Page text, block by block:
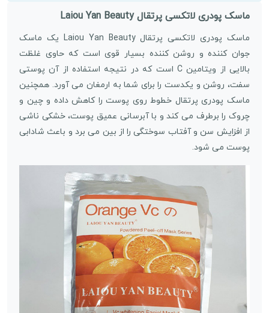
ماسک پودری لاتکسی پرتقال Laiou Yan Beauty
ماسک پودری لاتکسی پرتقال Laiou Yan Beauty یک ماسک
جوان کننده و روشن کننده بسیار قوی است که حاوی غلظت
بالایی از ویتامین C است که در نتیجه استفاده از آن پوستی
سفت، روشن و یکدست را برای شما به ارمغان می آورد. همچنین
ماسک پودری پرتقال خطوط روی پوست را کاهش داده و چین و
چروک را برطرف می کند و با آبرسانی عمیق پوست، خشکی ناشی
از افزایش سن و آفتاب سوختگی را از بین می برد و باعث شادابی
پوست می شود.